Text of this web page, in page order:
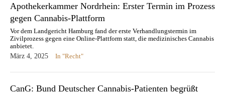
Apothekerkammer Nordrhein: Erster Termin im Prozess
gegen Cannabis-Plattform
Vor dem Landgericht Hamburg fand der erste Verhandlungstermin im
Zivilprozess gegen eine Online-Plattform statt, die medizinisches Cannabis
anbietet.
März 4, 2025
In "Recht"
CanG: Bund Deutscher Cannabis-Patienten begrüßt